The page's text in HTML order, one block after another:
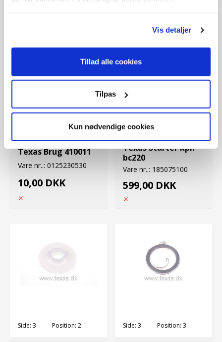
Vis detaljer
Tillad alle cookies
Tilpas
Kun nødvendige cookies
Position:12
Texas Brug 410011
Vare nr..: 0125230530
10,00 DKK
Side:3
Texas Starter kpl.
bc220
Vare nr..: 185075100
599,00 DKK
Side: 3 Position: 2 Side: 3 Position: 3